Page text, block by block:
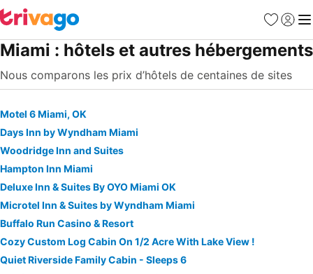
Favoris
Se
Miami : hôtels et autres hébergements
Nous comparons les prix d’hôtels de centaines de sites
Motel 6 Miami, OK
Days Inn by Wyndham Miami
Woodridge Inn and Suites
Hampton Inn Miami
Deluxe Inn & Suites By OYO Miami OK
Microtel Inn & Suites by Wyndham Miami
Buffalo Run Casino & Resort
Cozy Custom Log Cabin On 1/2 Acre With Lake View !
Quiet Riverside Family Cabin - Sleeps 6